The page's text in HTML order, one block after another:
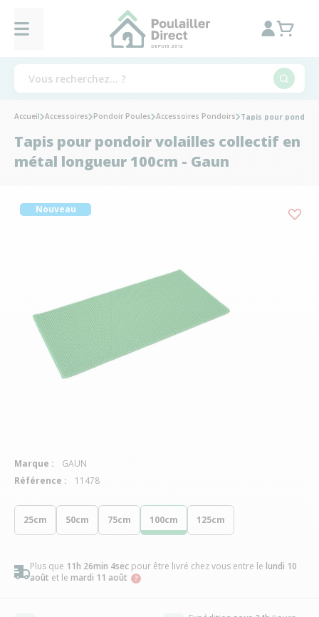
25cm 50cm 75cm 100cm 125cm
Plus que 11h 26min 3sec pour être livré chez vous entre le lundi 10
août et le mardi 11 août
Accueil Accessoires Pondoir Poules Accessoires Pondoirs Tapis pour pondoir
Tapis pour pondoir volailles collectif en
métal longueur 100cm - Gaun
Nouveau
Marque :
GAUN
Référence :
11478